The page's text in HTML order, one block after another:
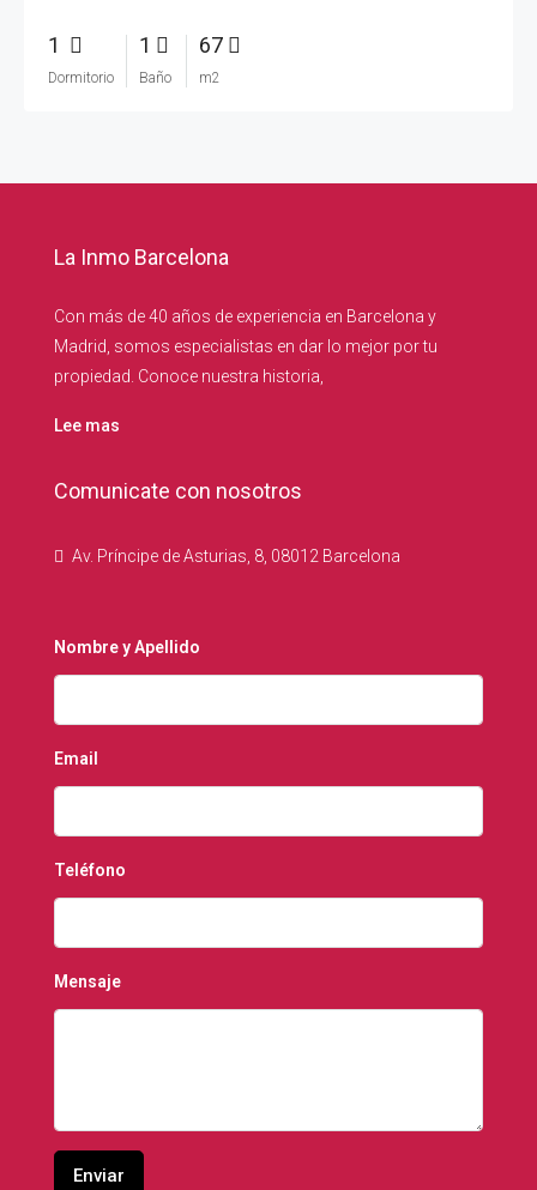
1
Dormitorio
1
Baño
67
m2
La Inmo Barcelona
Con más de 40 años de experiencia en Barcelona y
Madrid, somos especialistas en dar lo mejor por tu
propiedad. Conoce nuestra historia,
Lee mas
Comunicate con nosotros
Av. Príncipe de Asturias, 8, 08012 Barcelona
Nombre y Apellido
Email
Teléfono
Mensaje